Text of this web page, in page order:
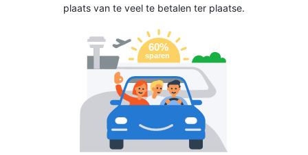
plaats van te veel te betalen ter plaatse.